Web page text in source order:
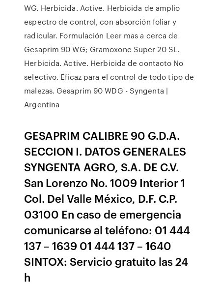
WG. Herbicida. Active. Herbicida de amplio
espectro de control, con absorción foliar y
radicular. Formulación Leer mas a cerca de
Gesaprim 90 WG; Gramoxone Super 20 SL.
Herbicida. Active. Herbicida de contacto No
selectivo. Eficaz para el control de todo tipo de
malezas. Gesaprim 90 WDG - Syngenta |
Argentina
GESAPRIM CALIBRE 90 G.D.A.
SECCION I. DATOS GENERALES
SYNGENTA AGRO, S.A. DE C.V.
San Lorenzo No. 1009 Interior 1
Col. Del Valle México, D.F. C.P.
03100 En caso de emergencia
comunicarse al teléfono: 01 444
137 – 1639 01 444 137 – 1640
SINTOX: Servicio gratuito las 24
h